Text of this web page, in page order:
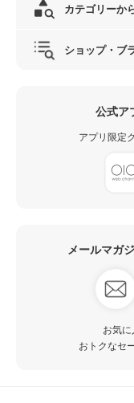
カテゴリーか
ショップ・ブ
公式ア
アプリ限定
メールマガ
お気
おトクなセ